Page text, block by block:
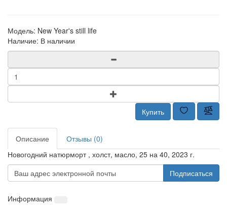
Модель: New Year's still life
Наличие: В наличии
Купить
Описание
Отзывы (0)
Новогодний натюрморт , холст, масло, 25 на 40, 2023 г.
Подписаться
Информация